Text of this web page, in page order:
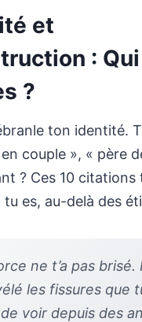
et
:
?
ton identité.
couple », « père
? Ces 10 citations
es, au-delà des
ne t’a pas brisé.
les fissures que
voir depuis des